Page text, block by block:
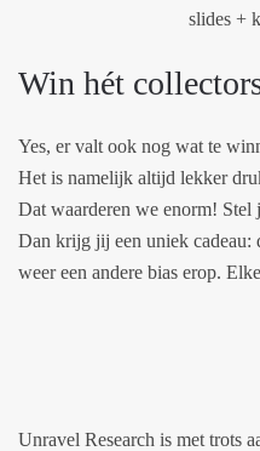
slides +
Win hét
Yes, er valt ook nog wat te
Het is namelijk altijd lekker
Dat waarderen we enorm! Stel
Dan krijg jij een uniek
weer een andere bias erop.
Unravel Research is met trots